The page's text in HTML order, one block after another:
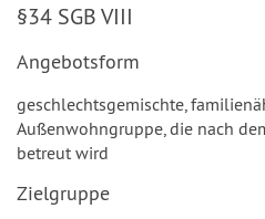
§34 SGB VIII
Angebotsform
geschlechtsgemischte,
Außenwohngruppe, die nach
betreut wird
Zielgruppe